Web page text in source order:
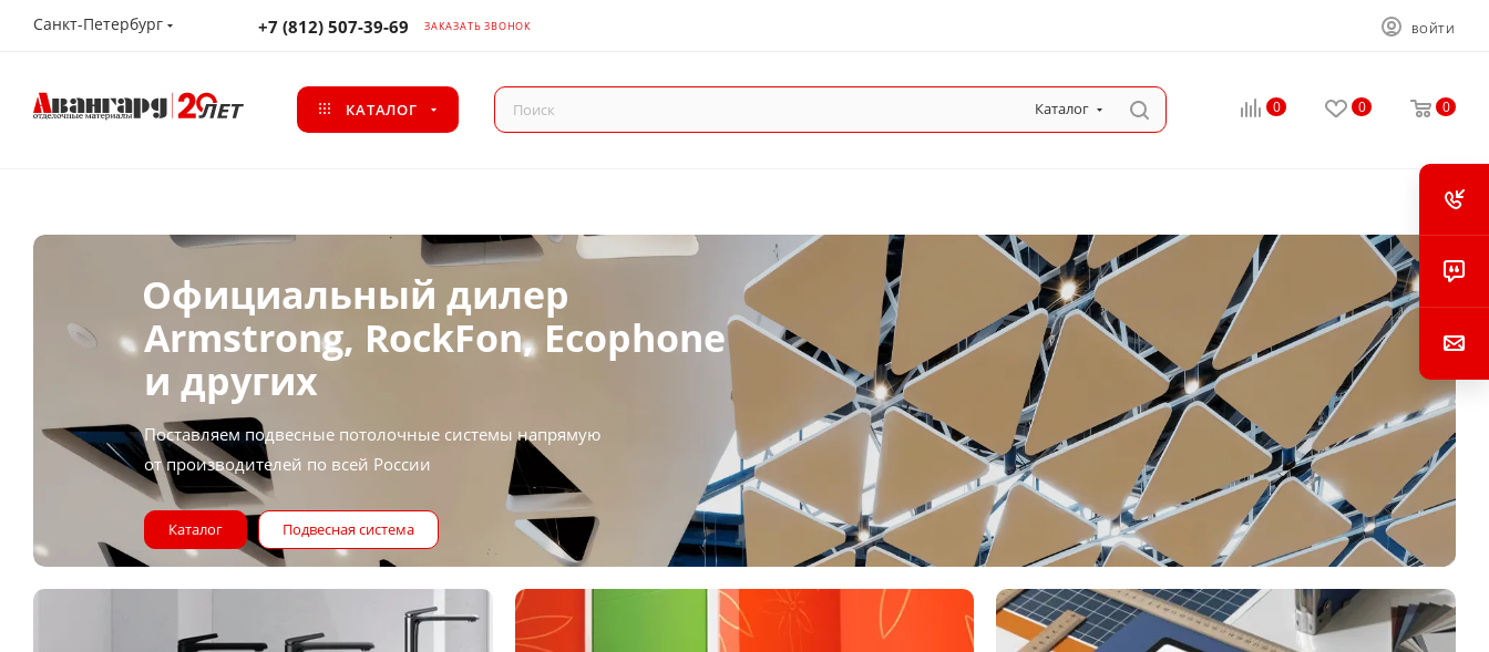
Санкт-Петербург +7 (812) 507-39-69 ЗАКАЗАТЬ ЗВОНОК ВОЙТИ
КАТАЛОГ Каталог 0 0 0
Подвесные потолки и потолочные системы от компании Авангард по низким
Официальный дилер
Armstrong, RockFon, Ecophone
и других
Поставляем подвесные потолочные системы напрямую
от производителей по всей России
Каталог Подвесная система